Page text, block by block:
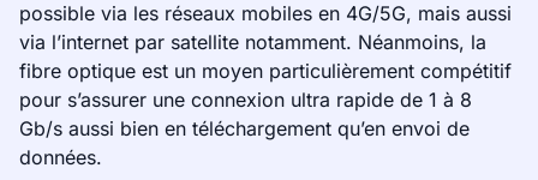
possible via les réseaux mobiles en 4G/5G, mais aussi
via l’internet par satellite notamment. Néanmoins, la
fibre optique est un moyen particulièrement compétitif
pour s’assurer une connexion ultra rapide de 1 à 8
Gb/s aussi bien en téléchargement qu’en envoi de
données.